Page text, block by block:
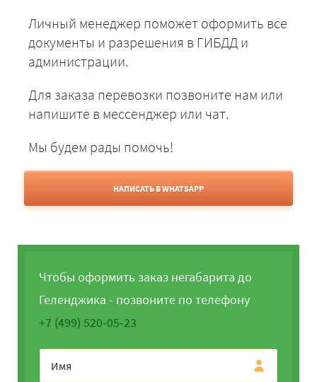
Личный менеджер поможет оформить все
документы и разрешения в ГИБДД и
администрации.
Для заказа перевозки позвоните нам или
напишите в мессенджер или чат.
Мы будем рады помочь!
НАПИСАТЬ В WHATSAPP
Чтобы оформить заказ негабарита до
Геленджика - позвоните по телефону
+7 (499) 520-05-23